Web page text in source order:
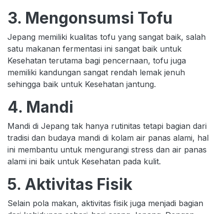
3. Mengonsumsi Tofu
Jepang memiliki kualitas tofu yang sangat baik, salah
satu makanan fermentasi ini sangat baik untuk
Kesehatan terutama bagi pencernaan, tofu juga
memiliki kandungan sangat rendah lemak jenuh
sehingga baik untuk Kesehatan jantung.
4. Mandi
Mandi di Jepang tak hanya rutinitas tetapi bagian dari
tradisi dan budaya mandi di kolam air panas alami, hal
ini membantu untuk mengurangi stress dan air panas
alami ini baik untuk Kesehatan pada kulit.
5. Aktivitas Fisik
Selain pola makan, aktivitas fisik juga menjadi bagian